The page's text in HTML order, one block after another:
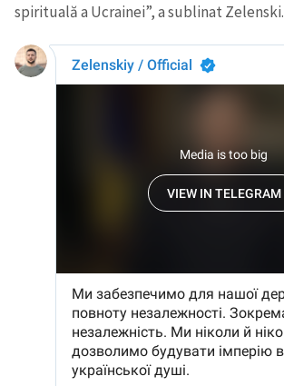
spirituală a Ucrainei”, a sublinat Zelenski.